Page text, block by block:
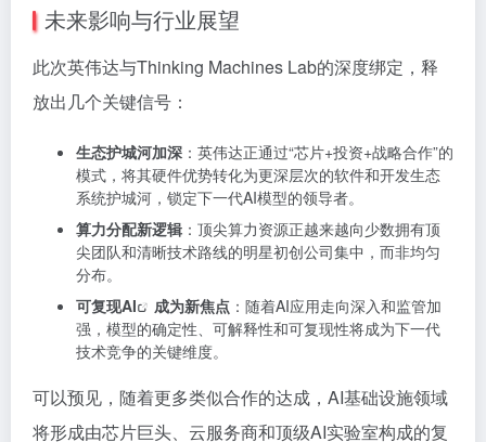
未来影响与行业展望
此次英伟达与Thinking Machines Lab的深度绑定，释
放出几个关键信号：
生态护城河加深 ：英伟达正通过“芯片+投资+战略合作”的
模式，将其硬件优势转化为更深层次的软件和开发生态
系统护城河，锁定下一代AI模型的领导者。
算力分配新逻辑 ：顶尖算力资源正越来越向少数拥有顶
尖团队和清晰技术路线的明星初创公司集中，而非均匀
分布。
可复现AI
成为新焦点 ：随着AI应用走向深入和监管加
强，模型的确定性、可解释性和可复现性将成为下一代
技术竞争的关键维度。
可以预见，随着更多类似合作的达成，AI基础设施领域
将形成由芯片巨头、云服务商和顶级AI实验室构成的复